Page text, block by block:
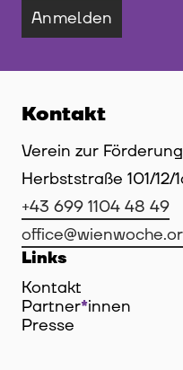
Anmelden
Kontakt
Verein zur
Herbststraße 101/12/
+43 699 1104 48 49
Links
Kontakt
Partner*innen
Presse